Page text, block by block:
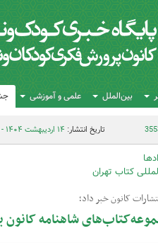
بین‌الملل علمی و آموزشی
تاریخ انتشار: ۱۴ اردیبهشت ۱۴۰۴ - ۱۲:۲۵
کتاب تهران
کانون خبر داد؛
شاهنامه کانون